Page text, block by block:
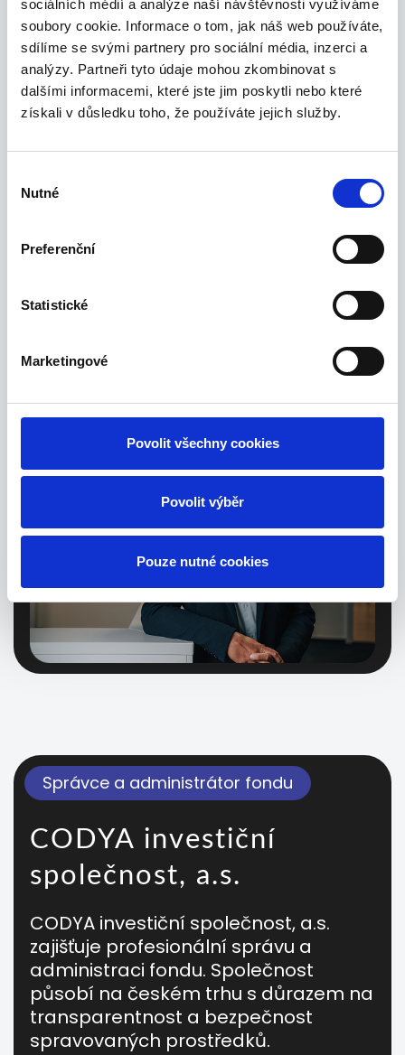
sociálních médií a analýze naší návštěvnosti využíváme
soubory cookie. Informace o tom, jak náš web používáte,
sdílíme se svými partnery pro sociální média, inzerci a
analýzy. Partneři tyto údaje mohou zkombinovat s
dalšími informacemi, které jste jim poskytli nebo které
získali v důsledku toho, že používáte jejich služby.
souhlasu
Nutné
Preferenční
Statistické
Marketingové
Povolit všechny cookies
Povolit výběr
Pouze nutné cookies
Pro vztahy s partnery
fondem Ambeat Equity. S bohatými
zkušenostmi v oblasti investic a hlubokým
porozuměním sektoru seniorské péče, Petr
vede strategické směřování fondu a
odhodlání jsou zárukou etického a
Správce a administrátor fondu
CODYA investiční
společnost, a.s.
CODYA investiční společnost, a.s.
zajišťuje profesionální správu a
administraci fondu. Společnost
působí na českém trhu s důrazem na
transparentnost a bezpečnost
spravovaných prostředků.